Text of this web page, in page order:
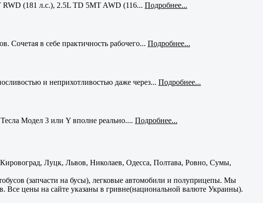
(181 л.с.), 2.5L TD 5MT AWD (116... Подробнее...
Сочетая в себе практичность рабочего... Подробнее...
и неприхотливостью даже через... Подробнее...
Модел 3 или Y вполне реально.... Подробнее...
Луцк, Львов, Николаев, Одесса, Полтава, Ровно, Сумы,
(запчасти на бусы), легковые автомобили и полуприцепы. Мы
Все цены на сайте указаны в гривне(национальной валюте Украины).